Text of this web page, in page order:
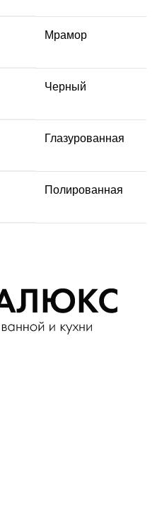
Мрамор
Черный
Глазурованная
Полированная